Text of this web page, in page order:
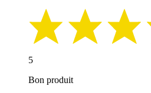
5
Bon produit